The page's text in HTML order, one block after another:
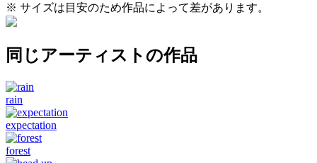
※ サイズは目安のため作品によって差があります。
同じアーティストの作品
rain
expectation
forest